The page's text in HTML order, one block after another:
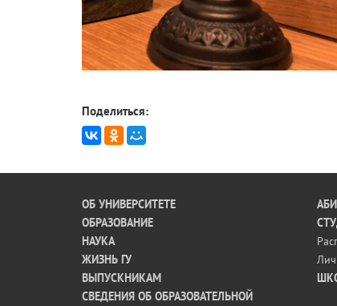
Поделиться:
ОБ УНИВЕРСИТЕТЕ
ОБРАЗОВАНИЕ
НАУКА
ЖИЗНЬ ГУ
ВЫПУСКНИКАМ
СВЕДЕНИЯ ОБ ОБРАЗОВАТЕЛЬНОЙ